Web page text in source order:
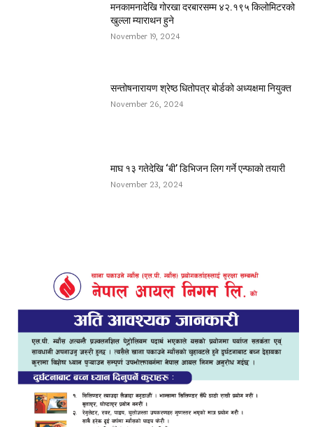
मनकामनादेखि गोरखा दरबारसम्म ४२.१९५ किलोमिटरको
खुल्ला म्याराथन हुने
November 19, 2024
सन्तोषनारायण श्रेष्ठ धितोपत्र बोर्डको अध्यक्षमा नियुक्त
November 26, 2024
माघ १३ गतेदेखि ‘बी’ डिभिजन लिग गर्ने एन्फाको तयारी
November 23, 2024